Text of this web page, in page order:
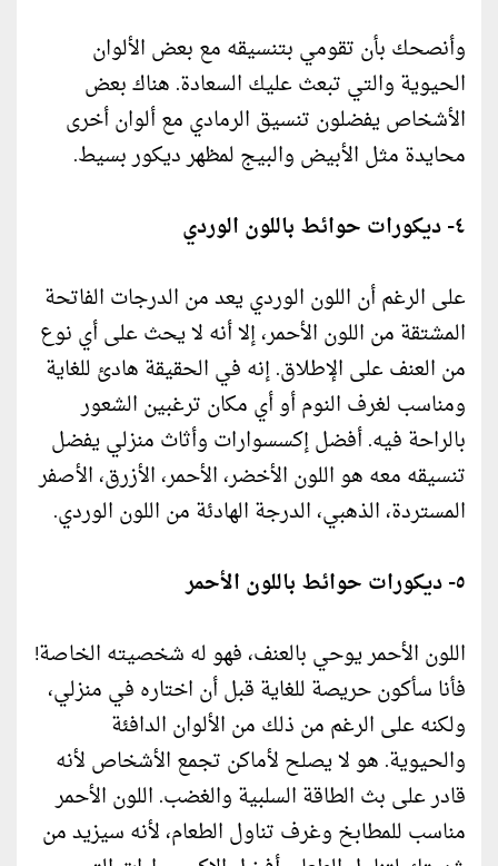
وأنصحك بأن تقومي بتنسيقه مع بعض الألوان
الحيوية والتي تبعث عليك السعادة. هناك بعض
الأشخاص يفضلون تنسيق الرمادي مع ألوان أخرى
محايدة مثل الأبيض والبيج لمظهر ديكور بسيط.
٤- ديكورات حوائط باللون الوردي
على الرغم أن اللون الوردي يعد من الدرجات الفاتحة
المشتقة من اللون الأحمر، إلا أنه لا يحث على أي نوع
من العنف على الإطلاق. إنه في الحقيقة هادئ للغاية
ومناسب لغرف النوم أو أي مكان ترغبين الشعور
بالراحة فيه. أفضل إكسسوارات وأثاث منزلي يفضل
تنسيقه معه هو اللون الأخضر، الأحمر، الأزرق، الأصفر
المستردة، الذهبي، الدرجة الهادئة من اللون الوردي.
٥- ديكورات حوائط باللون الأحمر
اللون الأحمر يوحي بالعنف، فهو له شخصيته الخاصة!
فأنا سأكون حريصة للغاية قبل أن اختاره في منزلي،
ولكنه على الرغم من ذلك من الألوان الدافئة
والحيوية. هو لا يصلح لأماكن تجمع الأشخاص لأنه
قادر على بث الطاقة السلبية والغضب. اللون الأحمر
مناسب للمطابخ وغرف تناول الطعام، لأنه سيزيد من